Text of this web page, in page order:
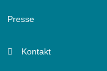
Presse
Kontakt